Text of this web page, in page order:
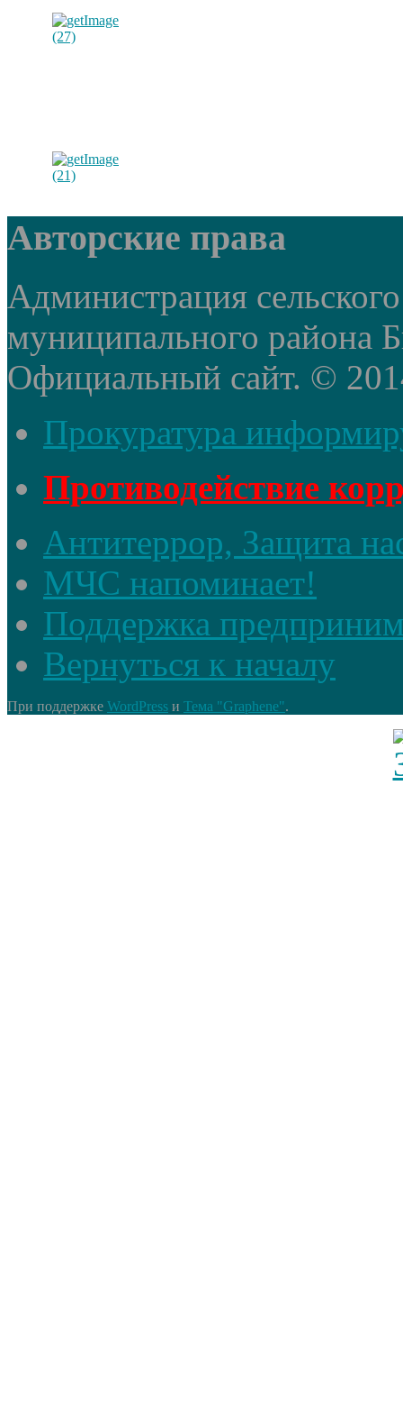
Авторские права
Администрация
муниципального района
Официальный сайт. ©
Прокуратура
Противодействие
Антитеррор, Защита
МЧС напоминает!
Поддержка
Вернуться к началу
При поддержке WordPress и Тема "Graphene".